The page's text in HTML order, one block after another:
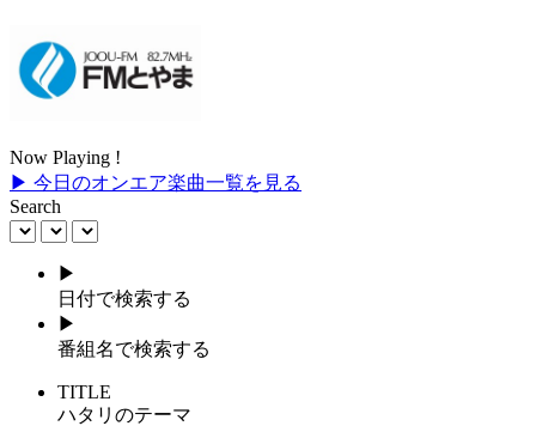
Now Playing !
▶ 今日のオンエア楽曲一覧を見る
Search
▶
日付で検索する
▶
番組名で検索する
TITLE
ハタリのテーマ